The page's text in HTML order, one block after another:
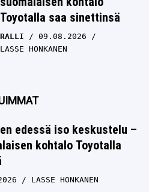
Toyotalla saa sinettinsä
RALLI
09.08.2026
LASSE HONKANEN
edessä iso keskustelu –
kohtalo Toyotalla
LASSE HONKANEN